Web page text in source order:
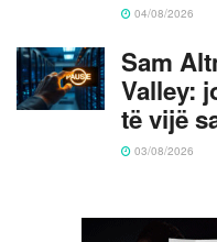
04/08/2026
Sam
Valley:
të vijë
03/08/2026